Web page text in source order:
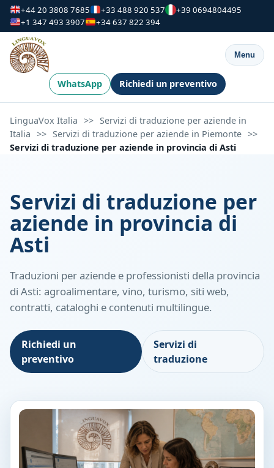
+44 20 3808 7685 +33 488 920 537
+39 0694804495
+1 347 493 3907
+34 637 822 394
Menu
WhatsApp Richiedi un preventivo
LinguaVox Italia >> Servizi di traduzione per aziende in
Italia >> Servizi di traduzione per aziende in Piemonte >>
Servizi di traduzione per aziende in provincia di Asti
Servizi di traduzione per
aziende in provincia di
Asti
Traduzioni per aziende e professionisti della provincia
di Asti: agroalimentare, vino, turismo, siti web,
contratti, cataloghi e contenuti multilingue.
Richiedi un
preventivo
Servizi di
traduzione